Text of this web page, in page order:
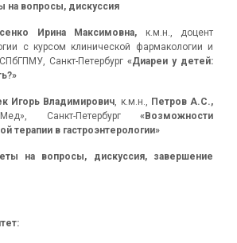
на вопросы, дискуссия
Ирина Максимовна,
к.м.н., доцент
с курсом клинической фармакологии и
Санкт-Петербург «Диареи у детей:
Игорь Владимирович, к.м.н., Петров А.С.,
Санкт-Петербург «Возможности
терапии в гастроэнтерологии»
на вопросы, дискуссия, завершение